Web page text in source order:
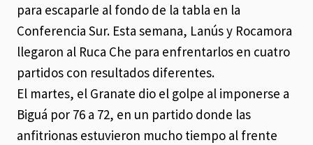
para escaparle al fondo de la tabla en la
Conferencia Sur. Esta semana, Lanús y Rocamora
llegaron al Ruca Che para enfrentarlos en cuatro
partidos con resultados diferentes.
El martes, el Granate dio el golpe al imponerse a
Biguá por 76 a 72, en un partido donde las
anfitrionas estuvieron mucho tiempo al frente